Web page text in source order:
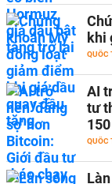
khi
QUỐC
AI
tư
QUỐC